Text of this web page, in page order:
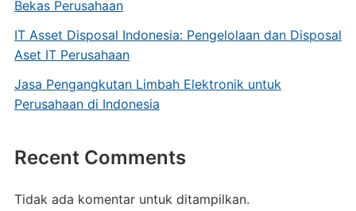
Bekas Perusahaan
IT Asset Disposal Indonesia: Pengelolaan dan Disposal
Aset IT Perusahaan
Jasa Pengangkutan Limbah Elektronik untuk
Perusahaan di Indonesia
Recent Comments
Tidak ada komentar untuk ditampilkan.